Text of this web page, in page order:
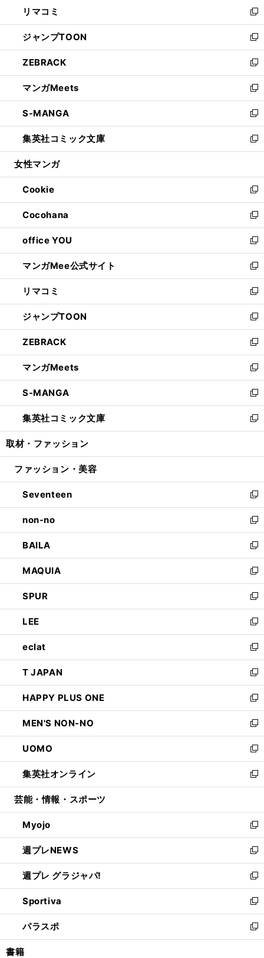
で
開
く
ド
ウ
で
開
く
ィ
ン
ド
ウ
で
開
く
い
ウ
ィ
ン
ド
ウ
で
開
く
リマコミ
新
し
い
ウ
ィ
ン
ド
ウ
で
開
く
ジャンプTOON
新
し
い
ウ
ィ
ン
ド
ウ
で
開
ZEBRACK
新
し
い
ウ
ィ
ン
ド
ウ
開
く
マンガMeets
新
し
い
ウ
ィ
ン
ウ
で
開
く
S-MANGA
新
し
い
ウ
ン
ド
ウ
で
開
く
集英社コミック文庫
新
し
ウ
ィ
ン
ド
ウ
で
開
く
女性マンガ
Cookie
新
し
い
ウ
ィ
ン
ド
ウ
で
開
く
Cocohana
新
し
い
ウ
ィ
ン
ド
ウ
で
開
く
office YOU
新
し
い
ウ
ィ
ン
ド
ウ
で
開
く
マンガMee公式サイト
新
し
い
ウ
ィ
ン
ド
ウ
で
開
く
リマコミ
新
し
い
ウ
ィ
ン
ド
ウ
で
開
く
ジャンプTOON
新
し
い
ウ
ィ
ン
ド
ウ
で
開
ZEBRACK
新
し
い
ウ
ィ
ン
ド
ウ
開
マンガMeets
新
し
い
ウ
ィ
ン
ウ
開
く
S-MANGA
新
し
い
ウ
ン
ウ
で
開
く
集英社コミック文庫
新
し
ウ
ン
ド
ウ
で
開
く
取材・ファッション
ファッション・美容
Seventeen
新
し
い
ウ
ィ
ン
ド
ウ
で
開
く
non-no
新
し
い
ウ
ィ
ン
ド
ウ
で
開
く
BAILA
新
し
い
ウ
ィ
ン
ド
ウ
で
開
く
MAQUIA
新
し
い
ウ
ィ
ン
ド
ウ
で
開
く
SPUR
新
し
い
ウ
ィ
ン
ド
ウ
で
開
く
LEE
新
し
い
ウ
ィ
ン
ド
ウ
で
開
く
eclat
新
し
い
ウ
ィ
ン
ド
ウ
で
開
く
T JAPAN
新
し
い
ウ
ィ
ン
ド
ウ
で
開
HAPPY PLUS ONE
新
し
い
ウ
ィ
ン
ド
ウ
開
く
MEN'S NON-NO
新
し
い
ウ
ィ
ン
ウ
で
開
く
UOMO
新
し
い
ウ
ン
ド
ウ
で
開
く
集英社オンライン
新
し
ウ
ィ
ン
ド
ウ
で
開
く
芸能・情報・スポーツ
Myojo
新
し
い
ウ
ィ
ン
ド
ウ
で
開
週プレNEWS
新
し
い
ウ
ィ
ン
ド
ウ
週プレ グラジャパ!
新
し
い
ウ
ィ
ン
Sportiva
新
し
い
ウ
パラスポ
新
し
書籍